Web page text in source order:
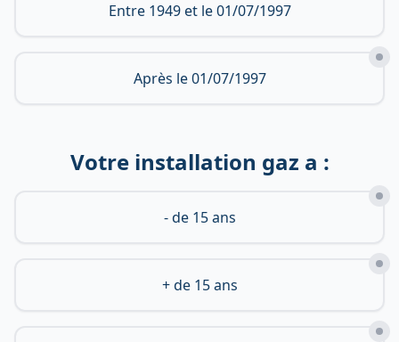
Entre 1949 et le 01/07/1997
Après le 01/07/1997
Votre installation gaz a :
- de 15 ans
+ de 15 ans